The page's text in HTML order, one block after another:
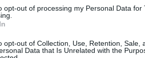
opt-out of processing my Personal Data for
opt-out of Collection, Use, Retention, Sale,
Data that Is Unrelated with the